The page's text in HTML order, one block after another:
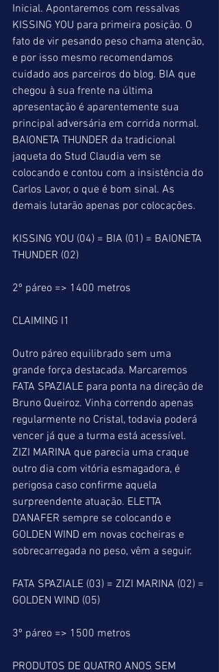
Inicial. Apontaremos com ressalvas
KISSING YOU para primeira posição. O
fato de vir pesando peso chama atenção,
e por isso mesmo recomendamos
cuidado aos parceiros do blog. BIA que
chegou à sua frente na última
apresentação é aparentemente sua
principal adversária em corrida normal.
BAIONETA THUNDER da tradicional
jaqueta do Stud Claudia vem se
colocando e contou com a insistência do
Carlos Lavor, o que é bom sinal. As
demais lutarão apenas por colocações.
KISSING YOU (04) = BIA (01) = BAIONETA
THUNDER (02)
2º páreo => 1400 metros
CLAIMING I1
Outro páreo equilibrado sem uma
grande força destacada. Marcaremos
FATA SPAZIALE para ponta na direção de
Bruno Queiroz. Vinha correndo apenas
regularmente no Cristal, todavia poderá
vencer já que a turma está acessível.
ZIZI MARINA que parecia uma craque
outro dia com vitória esmagadora, é
perigosa caso confirme aquela
surpreendente atuação. ELETTA
D’ANAFER sempre se colocando e
GOLDEN WIND em novas cocheiras e
sobrecarregada no peso, vêm a seguir.
FATA SPAZIALE (03) = ZIZI MARINA (02) =
GOLDEN WIND (05)
3º páreo => 1500 metros
PRODUTOS DE QUATRO ANOS SEM